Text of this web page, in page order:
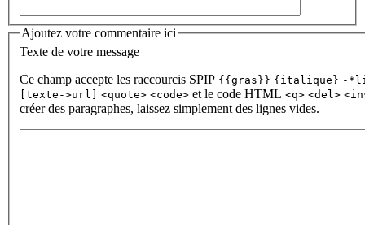
Ajoutez votre commentaire ici
Texte de votre message
Ce champ accepte les raccourcis SPIP {{gras}} {italique} -
[texte->url]
<quote> <code> et le code HTML <q> <del>
créer des paragraphes, laissez simplement des lignes vides.